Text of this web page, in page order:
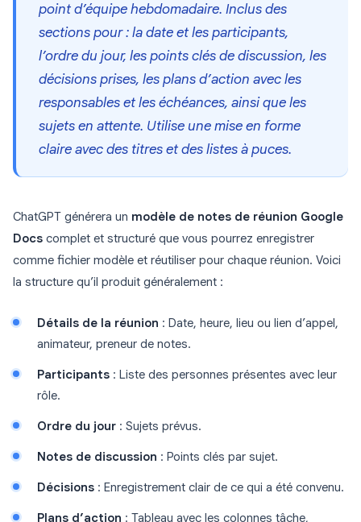
point d’équipe hebdomadaire. Inclus des
sections pour : la date et les participants,
l’ordre du jour, les points clés de discussion, les
décisions prises, les plans d’action avec les
responsables et les échéances, ainsi que les
sujets en attente. Utilise une mise en forme
claire avec des titres et des listes à puces.
ChatGPT générera un modèle de notes de réunion Google
Docs complet et structuré que vous pourrez enregistrer
comme fichier modèle et réutiliser pour chaque réunion. Voici
la structure qu’il produit généralement :
Détails de la réunion : Date, heure, lieu ou lien d’appel,
animateur, preneur de notes.
Participants : Liste des personnes présentes avec leur
rôle.
Ordre du jour : Sujets prévus.
Notes de discussion : Points clés par sujet.
Décisions : Enregistrement clair de ce qui a été convenu.
Plans d’action : Tableau avec les colonnes tâche,